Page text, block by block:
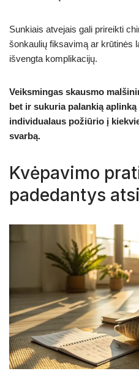
Sunkiais atvejais gali prireikti
šonkaulių fiksavimą ar krūtinės
išvengta komplikacijų.
Veiksmingas skausmo
bet ir sukuria palankią
individualaus požiūrio į
svarbą.
Kvėpavimo
padedantys